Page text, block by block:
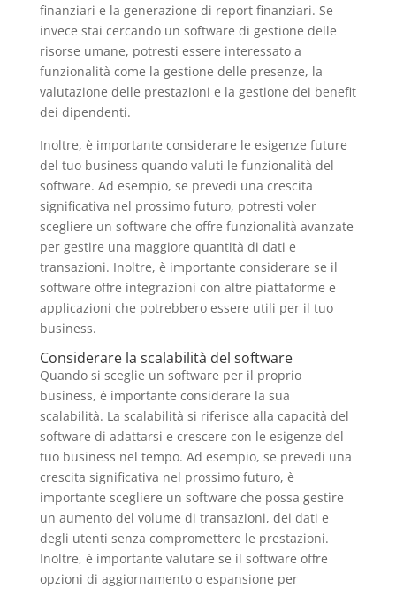
finanziari e la generazione di report finanziari. Se
invece stai cercando un software di gestione delle
risorse umane, potresti essere interessato a
funzionalità come la gestione delle presenze, la
valutazione delle prestazioni e la gestione dei benefit
dei dipendenti.
Inoltre, è importante considerare le esigenze future
del tuo business quando valuti le funzionalità del
software. Ad esempio, se prevedi una crescita
significativa nel prossimo futuro, potresti voler
scegliere un software che offre funzionalità avanzate
per gestire una maggiore quantità di dati e
transazioni. Inoltre, è importante considerare se il
software offre integrazioni con altre piattaforme e
applicazioni che potrebbero essere utili per il tuo
business.
Considerare la scalabilità del software
Quando si sceglie un software per il proprio
business, è importante considerare la sua
scalabilità. La scalabilità si riferisce alla capacità del
software di adattarsi e crescere con le esigenze del
tuo business nel tempo. Ad esempio, se prevedi una
crescita significativa nel prossimo futuro, è
importante scegliere un software che possa gestire
un aumento del volume di transazioni, dei dati e
degli utenti senza compromettere le prestazioni.
Inoltre, è importante valutare se il software offre
opzioni di aggiornamento o espansione per